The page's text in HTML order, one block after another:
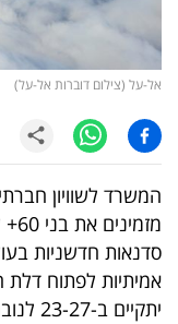
קריפטו
ויראלי
טלוויזיה
עסקי
ספורט
קריירה
ולימודים
אל-על (צילום דוברות אל-על)
המשרד לשוויון
סדנאות חדשניות
אמיתיות לפתוח
יתקיים ב-23-27 לנובמבר אונליין בזום